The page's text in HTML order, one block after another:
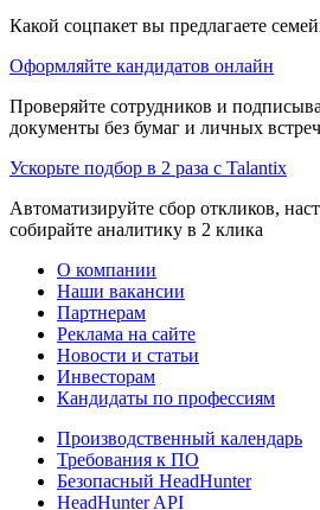
Какой соцпакет вы предлагаете
Оформляйте кандидатов онлайн
Проверяйте сотрудников и
документы без бумаг и личных встреч
Ускорьте подбор в 2 раза с Talantix
Автоматизируйте сбор откликов,
собирайте аналитику в 2 клика
О компании
Наши вакансии
Партнерам
Реклама на сайте
Новости и статьи
Инвесторам
Кандидаты по профессиям
Производственный календарь
Требования к ПО
Безопасный HeadHunter
HeadHunter API